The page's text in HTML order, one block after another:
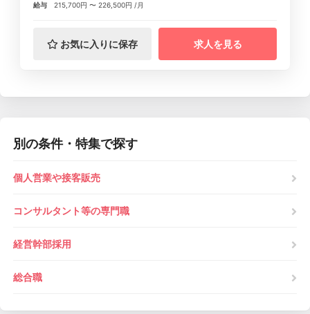
給与
215,700円 〜 226,500円 /月
お気に入りに保存 求人を見る
別の条件・特集で探す
個人営業や接客販売
コンサルタント等の専門職
経営幹部採用
総合職